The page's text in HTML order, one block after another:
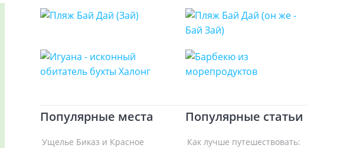
Популярные места
Ущелье Биказ и Красное
Популярные статьи
Как лучше путешествовать: